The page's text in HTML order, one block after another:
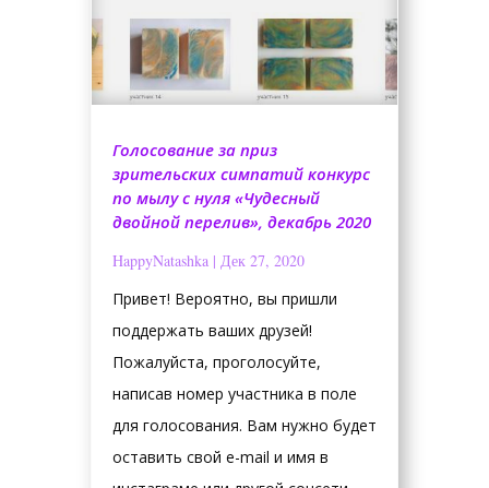
Голосование за приз
зрительских симпатий конкурс
по мылу с нуля «Чудесный
двойной перелив», декабрь 2020
HappyNatashka| Дек 27, 2020
Привет! Вероятно, вы пришли
поддержать ваших друзей!
Пожалуйста, проголосуйте,
написав номер участника в поле
для голосования. Вам нужно будет
оставить свой e-mail и имя в